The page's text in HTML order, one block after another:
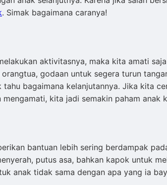
. Simak bagaimana caranya!
aktivitasnya, maka kita amati
godaan untuk segera turun
bagaimana kelanjutannya. Jika kita
kita jadi semakin paham anak
bantuan lebih sering berdampak
putus asa, bahkan kapok untuk
anak tidak sama dengan apa yang ia